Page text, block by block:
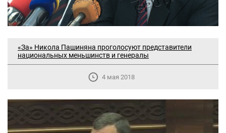
«За» Никола Пашиняна проголосуют представители
национальных меньшинств и генералы
4 мая 2018